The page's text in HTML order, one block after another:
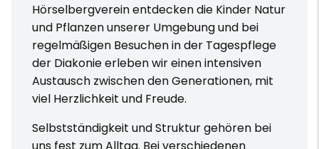
Hörselbergverein entdecken die Kinder Natur
und Pflanzen unserer Umgebung und bei
regelmäßigen Besuchen in der Tagespflege
der Diakonie erleben wir einen intensiven
Austausch zwischen den Generationen, mit
viel Herzlichkeit und Freude.
Selbstständigkeit und Struktur gehören bei